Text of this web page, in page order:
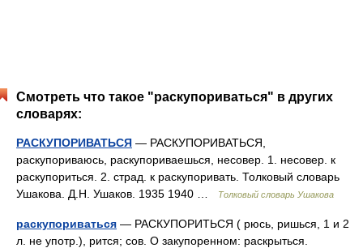
Смотреть что такое "раскупориваться" в других
словарях:
РАСКУПОРИВАТЬСЯ — РАСКУПОРИВАТЬСЯ,
раскупориваюсь, раскупориваешься, несовер. 1. несовер. к
раскупориться. 2. страд. к раскупоривать. Толковый словарь
Ушакова. Д.Н. Ушаков. 1935 1940 …
Толковый словарь Ушакова
раскупориваться — РАСКУПОРИТЬСЯ ( рюсь, ришься, 1 и 2
л. не употр.), рится; сов. О закупоренном: раскрыться.